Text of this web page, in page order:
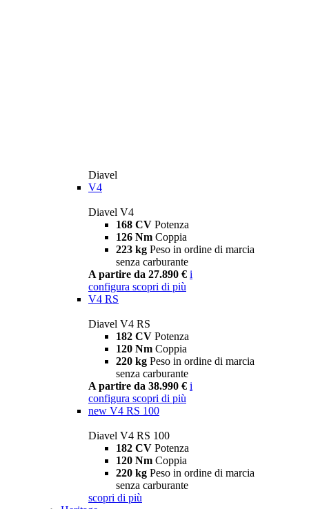
Diavel
V4
Diavel V4
168 CV Potenza
126 Nm Coppia
223 kg Peso in ordine di marcia
senza carburante
A partire da 27.890 € i
configura scopri di più
V4 RS
Diavel V4 RS
182 CV Potenza
120 Nm Coppia
220 kg Peso in ordine di marcia
senza carburante
A partire da 38.990 € i
configura scopri di più
new V4 RS 100
Diavel V4 RS 100
182 CV Potenza
120 Nm Coppia
220 kg Peso in ordine di marcia
senza carburante
scopri di più